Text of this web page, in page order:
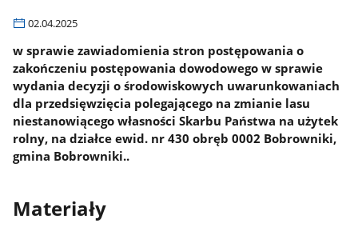
02.04.2025
w sprawie zawiadomienia stron postępowania o
zakończeniu postępowania dowodowego w sprawie
wydania decyzji o środowiskowych uwarunkowaniach
dla przedsięwzięcia polegającego na zmianie lasu
niestanowiącego własności Skarbu Państwa na użytek
rolny, na działce ewid. nr 430 obręb 0002 Bobrowniki,
gmina Bobrowniki..
Materiały